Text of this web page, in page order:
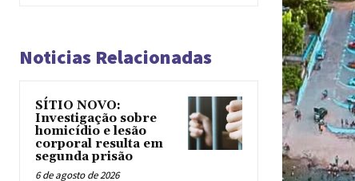
Noticias Relacionadas
SÍTIO NOVO:
Investigação sobre
homicídio e lesão
corporal resulta em
segunda prisão
6 de agosto de 2026